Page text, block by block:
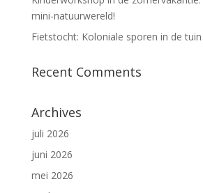
mini-natuurwereld!
Fietstocht: Koloniale sporen in de tuin
Recent Comments
Archives
juli 2026
juni 2026
mei 2026